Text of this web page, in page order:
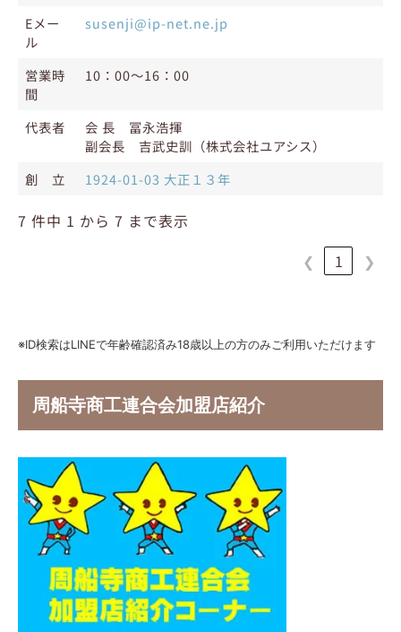
Eメー
ル
susenji@ip-net.ne.jp
営業時
間
10：00～16：00
代表者
会 長 冨永浩揮
副会長 吉武史訓（株式会社ユアシス）
創 立
1924-01-03 大正１３年
7 件中 1 から 7 まで表示
❮
1 ❯
※ID検索はLINEで年齢確認済み18歳以上の方のみご利用いただけます
周船寺商工連合会加盟店紹介